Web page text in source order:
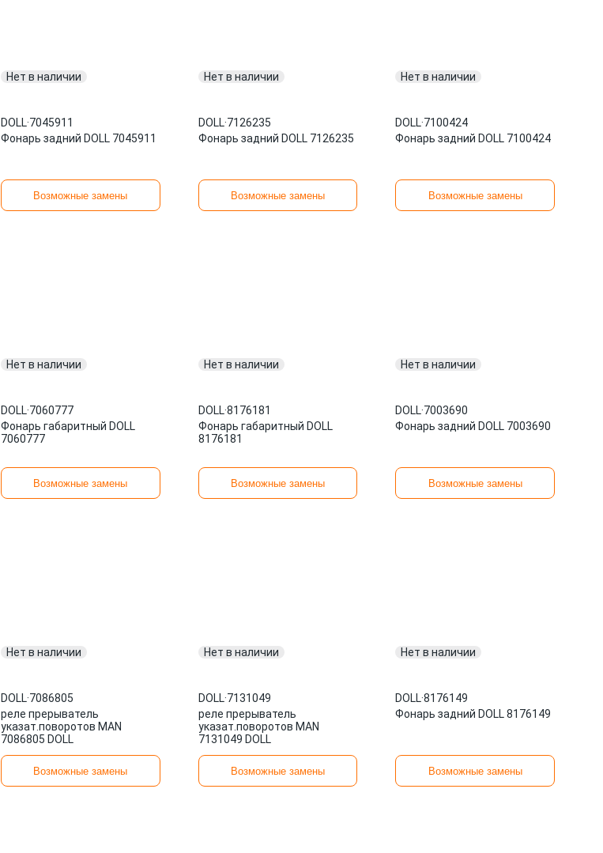
Нет в наличии
DOLL·7045911
Фонарь задний DOLL 7045911
Возможные замены
Нет в наличии
DOLL·7126235
Фонарь задний DOLL 7126235
Возможные замены
Нет в наличии
DOLL·7100424
Фонарь задний DOLL 7100424
Возможные замены
Нет в наличии
DOLL·7060777
Фонарь габаритный DOLL
7060777
Возможные замены
Нет в наличии
DOLL·8176181
Фонарь габаритный DOLL
8176181
Возможные замены
Нет в наличии
DOLL·7003690
Фонарь задний DOLL 7003690
Возможные замены
Нет в наличии
DOLL·7086805
реле прерыватель
указат.поворотов MAN
7086805 DOLL
Возможные замены
Нет в наличии
DOLL·7131049
реле прерыватель
указат.поворотов MAN
7131049 DOLL
Возможные замены
Нет в наличии
DOLL·8176149
Фонарь задний DOLL 8176149
Возможные замены